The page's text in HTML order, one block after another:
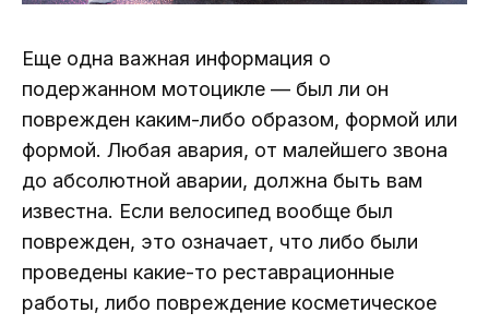
Еще одна важная информация о
подержанном мотоцикле — был ли он
поврежден каким-либо образом, формой или
формой. Любая авария, от малейшего звона
до абсолютной аварии, должна быть вам
известна. Если велосипед вообще был
поврежден, это означает, что либо были
проведены какие-то реставрационные
работы, либо повреждение косметическое